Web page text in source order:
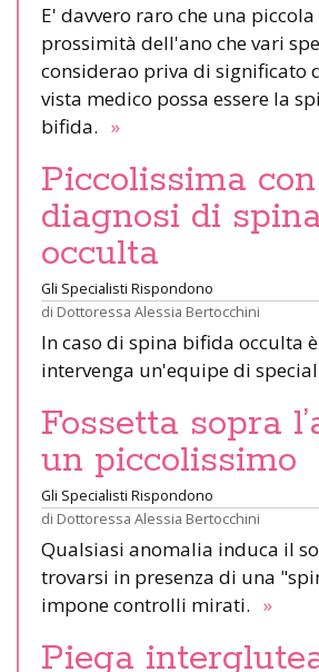
E' davvero raro che una
prossimità dell'ano che vari
considerao priva di significato
vista medico possa essere la
bifida. »
Piccolissima con
diagnosi di
occulta
Gli Specialisti Rispondono
di Dottoressa Alessia Bertocchini
In caso di spina bifida occulta
intervenga un'equipe di
Fossetta sopra
un piccolissimo
Gli Specialisti Rispondono
di Dottoressa Alessia Bertocchini
Qualsiasi anomalia induca il
trovarsi in presenza di una
impone controlli mirati. »
Piega